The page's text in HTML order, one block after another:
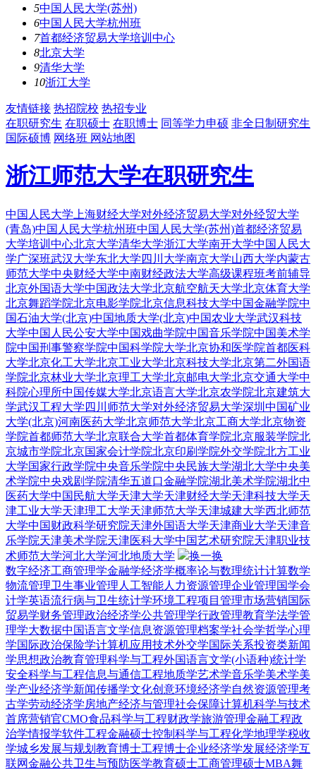
5中国人民大学(苏州)
6中国人民大学杭州班
7首都经济贸易大学培训中心
8北京大学
9清华大学
10浙江大学
友情链接 热招院校 热招专业
在职研究生 在职硕士 在职博士 同等学力申硕 非全日制研究生
国际硕博 网络班 网站地图
浙江师范大学在职研究生
中国人民大学 上海财经大学对外经济贸易大学对外经贸大学
(青岛)中国人民大学杭州班中国人民大学(苏州)首都经济贸易
大学培训中心北京大学清华大学浙江大学南开大学中国人民大
学广深班武汉大学东北大学 四川大学南京大学山西大学内蒙古
师范大学中央财经大学中南财经政法大学高级课程班考前辅导
北京外国语大学中国政法大学北京航空航天大学北京体育大学
北京舞蹈学院北京电影学院北京信息科技大学中国金融学院中
国石油大学(北京)中国地质大学(北京)中国农业大学武汉科技
大学中国人民公安大学中国戏曲学院中国音乐学院中国美术学
院中国刑事警察学院中国科学院大学北京协和医学院首都医科
大学北京化工大学北京工业大学北京科技大学北京第二外国语
学院北京林业大学北京理工大学北京邮电大学北京交通大学中
科院心理所中国传媒大学北京语言大学北京农学院北京建筑大
学武汉工程大学 四川师范大学对外经济贸易大学深圳 中国矿业
大学(北京)河南医药大学北京师范大学北京工商大学北京物资
学院首都师范大学北京联合大学首都体育学院北京服装学院北
京城市学院北京国家会计学院北京印刷学院外交学院北方工业
大学国家行政学院中央音乐学院中央民族大学湖北大学中央美
术学院中央戏剧学院清华五道口金融学院湖北美术学院湖北中
医药大学中国民航大学天津大学天津财经大学天津科技大学天
津工业大学天津理工大学天津师范大学天津城建大学西北师范
大学中国财政科学研究院天津外国语大学天津商业大学天津音
乐学院天津美术学院天津医科大学中国艺术研究院天津职业技
术师范大学河北大学河北地质大学
换一换
数字经济工商管理学金融学经济学概率论与数理统计计算数学
物流管理卫生事业管理 人工智能人力资源管理企业管理国学会
计学英语流行病与卫生统计学环境工程项目管理市场营销国际
贸易学财务管理政治经济学公共管理学行政管理教育学法学管
理学大数据中国语言文学信息资源管理档案学社会学哲学心理
学国际政治保险学计算机应用技术外交学国际关系投资类新闻
学思想政治教育管理科学与工程外国语言文学(小语种)统计学
安全科学与工程信息与通信工程地质学艺术学音乐学美术学美
学产业经济学新闻传播学文化创意环境经济学自然资源管理考
古学劳动经济学房地产经济与管理社会保障计算机科学与技术
首席营销官CMO食品科学与工程财政学旅游管理金融工程政
治学情报学软件工程金融硕士控制科学与工程化学地理学税收
学城乡发展与规划 教育博士工程博士企业经济学发展经济学互
联网金融公共卫生与预防医学教育硕士工商管理硕士MBA舞